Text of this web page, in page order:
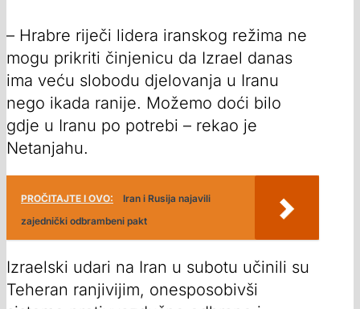
– Hrabre riječi lidera iranskog režima ne
mogu prikriti činjenicu da Izrael danas
ima veću slobodu djelovanja u Iranu
nego ikada ranije. Možemo doći bilo
gdje u Iranu po potrebi – rekao je
Netanjahu.
PROČITAJTE I OVO:
Iran i Rusija najavili
zajednički odbrambeni pakt
Izraelski udari na Iran u subotu učinili su
Teheran ranjivijim, onesposobivši